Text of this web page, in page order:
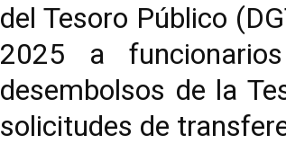
del Tesoro Público
2025 a
desembolsos de la
solicitudes de